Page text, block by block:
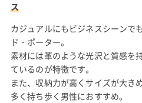
ス
カジュアルにもビジネスシーンで
ド・ポーター。
素材には革のような光沢と質感を
ているのが特徴です。
また、収納力が高くサイズが大き
多く持ち歩く男性におすすめ。